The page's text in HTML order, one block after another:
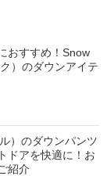
おすすめ！Snow
）のダウンアイテ
）のダウンパンツ
ドアを快適に！お
紹介